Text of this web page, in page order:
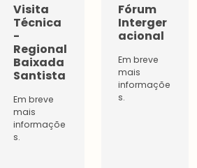
Visita
Técnica
-
Regional
Baixada
Santista
Em breve
mais
informaçõe
s.
Fórum
Interger
acional
Em breve
mais
informaçõe
s.